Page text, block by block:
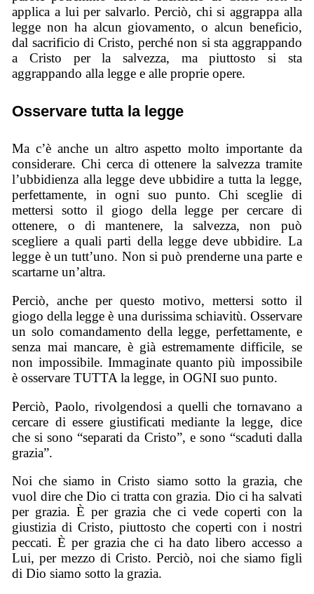
applica a lui per salvarlo. Perciò, chi si aggrappa alla
legge non ha alcun giovamento, o alcun beneficio,
dal sacrificio di Cristo, perché non si sta aggrappando
a Cristo per la salvezza, ma piuttosto si sta
aggrappando alla legge e alle proprie opere.
Osservare tutta la legge
Ma c’è anche un altro aspetto molto importante da
considerare. Chi cerca di ottenere la salvezza tramite
l’ubbidienza alla legge deve ubbidire a tutta la legge,
perfettamente, in ogni suo punto. Chi sceglie di
mettersi sotto il giogo della legge per cercare di
ottenere, o di mantenere, la salvezza, non può
scegliere a quali parti della legge deve ubbidire. La
legge è un tutt’uno. Non si può prenderne una parte e
scartarne un’altra.
Perciò, anche per questo motivo, mettersi sotto il
giogo della legge è una durissima schiavitù. Osservare
un solo comandamento della legge, perfettamente, e
senza mai mancare, è già estremamente difficile, se
non impossibile. Immaginate quanto più impossibile
è osservare TUTTA la legge, in OGNI suo punto.
Perciò, Paolo, rivolgendosi a quelli che tornavano a
cercare di essere giustificati mediante la legge, dice
che si sono “separati da Cristo”, e sono “scaduti dalla
grazia”.
Noi che siamo in Cristo siamo sotto la grazia, che
vuol dire che Dio ci tratta con grazia. Dio ci ha salvati
per grazia. È per grazia che ci vede coperti con la
giustizia di Cristo, piuttosto che coperti con i nostri
peccati. È per grazia che ci ha dato libero accesso a
Lui, per mezzo di Cristo. Perciò, noi che siamo figli
di Dio siamo sotto la grazia.